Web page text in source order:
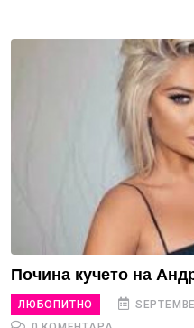
Почина кучето на
ЛЮБОПИТНО